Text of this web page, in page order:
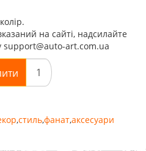
на сайті, надсилайте
art.com.ua
,стиль,фанат,аксесуари